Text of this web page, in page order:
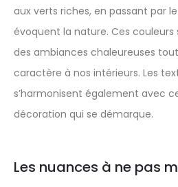
aux verts riches, en passant par
évoquent la nature. Ces
des ambiances chaleureuses
caractère à nos intérieurs. Les
s’harmonisent également avec
décoration qui se démarque.
Les nuances à ne pas